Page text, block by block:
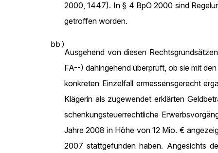
2000, 1447). In§ 4 BpO 2000 sind
getroffen worden.
bb)
Ausgehend von diesen
FA--) dahingehend überprüft, ob sie mit
konkreten Einzelfall ermessensgerecht
Klägerin als zugewendet erklärten
schenkungsteuerrechtliche
Jahre 2008 in Höhe von 12 Mio. €
2007 stattgefunden haben. Angesichts